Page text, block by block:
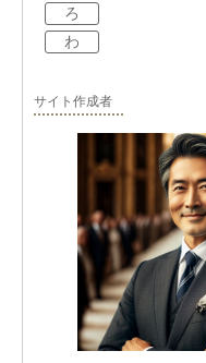
ろ
わ
サイト作成者